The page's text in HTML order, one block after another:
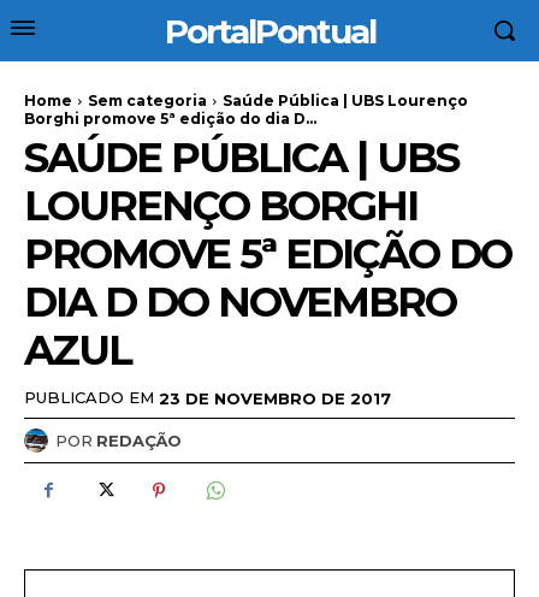
PortalPontual
Home Sem categoria
Saúde Pública | UBS Lourenço
Borghi promove 5ª edição do dia D...
SAÚDE PÚBLICA | UBS
LOURENÇO BORGHI
PROMOVE 5ª EDIÇÃO DO
DIA D DO NOVEMBRO
AZUL
PUBLICADO EM 23 DE NOVEMBRO DE 2017
POR REDAÇÃO